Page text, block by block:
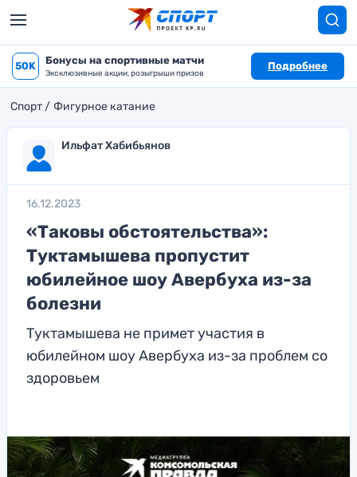
50K Бонусы на спортивные матчи
Эксклюзивные акции, розыгрыши призов
Подробнее
Спорт Фигурное катание
Ильфат Хабибьянов
16.12.2023
«Таковы обстоятельства»:
Туктамышева пропустит
юбилейное шоу Авербуха из-за
болезни
Туктамышева не примет участия в
юбилейном шоу Авербуха из-за проблем со
здоровьем